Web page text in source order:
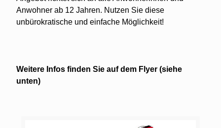
Anwohner ab 12 Jahren. Nutzen Sie diese
unbürokratische und einfache Möglichkeit!
Weitere Infos finden Sie auf dem Flyer (siehe
unten)